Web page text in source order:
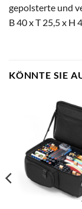
gepolsterte und
B 40 x T 25,5 x H
KÖNNTE SIE